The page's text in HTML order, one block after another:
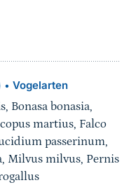
• Vogelarten
Bonasa bonasia,
martius, Falco
passerinum,
Milvus milvus, Pernis